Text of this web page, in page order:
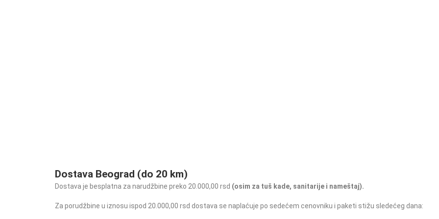
Dostava Beograd (do 20 km)
Dostava je besplatna za narudžbine preko 20.000,00 rsd (osim za tuš kade, sanitarije i nameštaj).
Za porudžbine u iznosu ispod 20.000,00 rsd dostava se naplaćuje po sedećem cenovniku i paketi stižu sledećeg dana: